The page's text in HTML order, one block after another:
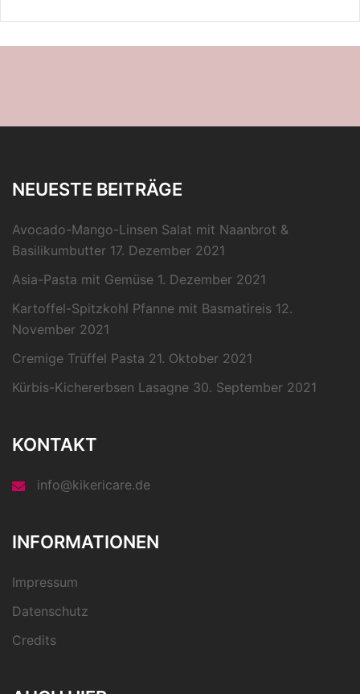
NEUESTE BEITRÄGE
Avocado-Mango-Linsen Salat mit Naanbrot &
Basilikumbutter 17. Dezember 2021
Asia-Pasta mit Gemüse 1. Dezember 2021
Kartoffel-Spitzkohl Pfanne mit Basmatireis 12.
November 2021
Cremige Trüffel Pasta 21. Oktober 2021
Kürbis-Kichererbsen Lasagne 30. September 2021
KONTAKT
info@kikericare.de
INFORMATIONEN
Impressum
Datenschutz
Credits